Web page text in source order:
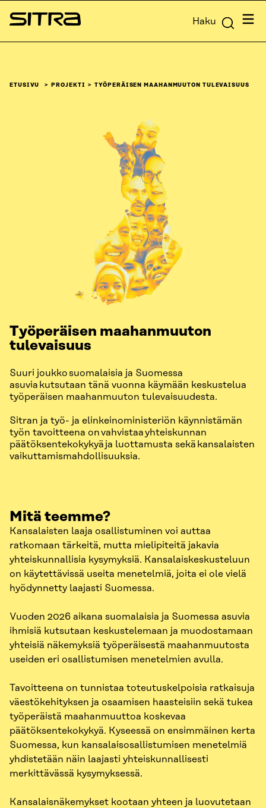
Siirry
suoraan
Sitra Haku
ETUSIVU PROJEKTI TYÖPERÄISEN MAAHANMUUTON TULEVAISUUS
Työperäisen maahanmuuton
tulevaisuus
Suuri joukko suomalaisia ja Suomessa
asuvia kutsutaan tänä vuonna käymään keskustelua
työperäisen maahanmuuton tulevaisuudesta.
Sitran ja työ- ja elinkeinoministeriön käynnistämän
työn tavoitteena on vahvistaa yhteiskunnan
päätöksentekokykyä ja luottamusta sekä kansalaisten
vaikuttamismahdollisuuksia.
Mitä teemme?
Kansalaisten laaja osallistuminen voi auttaa
ratkomaan tärkeitä, mutta mielipiteitä jakavia
yhteiskunnallisia kysymyksiä. Kansalaiskeskusteluun
on käytettävissä useita menetelmiä, joita ei ole vielä
hyödynnetty laajasti Suomessa.
Vuoden 2026 aikana suomalaisia ja Suomessa asuvia
ihmisiä kutsutaan keskustelemaan ja muodostamaan
yhteisiä näkemyksiä työperäisestä maahanmuutosta
useiden eri osallistumisen menetelmien avulla.
Tavoitteena on tunnistaa toteutuskelpoisia ratkaisuja
väestökehityksen ja osaamisen haasteisiin sekä tukea
työperäistä maahanmuuttoa koskevaa
päätöksentekokykyä. Kyseessä on ensimmäinen kerta
Suomessa, kun kansalaisosallistumisen menetelmiä
yhdistetään näin laajasti yhteiskunnallisesti
merkittävässä kysymyksessä.
Kansalaisnäkemykset kootaan yhteen ja luovutetaan